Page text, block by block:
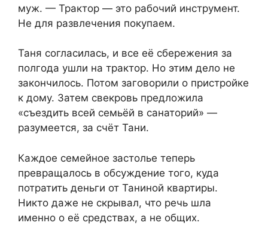
муж. — Трактор — это рабочий инструмент.
Не для развлечения покупаем.
Таня согласилась, и все её сбережения за
полгода ушли на трактор. Но этим дело не
закончилось. Потом заговорили о пристройке
к дому. Затем свекровь предложила
«съездить всей семьёй в санаторий» —
разумеется, за счёт Тани.
Каждое семейное застолье теперь
превращалось в обсуждение того, куда
потратить деньги от Таниной квартиры.
Никто даже не скрывал, что речь шла
именно о её средствах, а не общих.